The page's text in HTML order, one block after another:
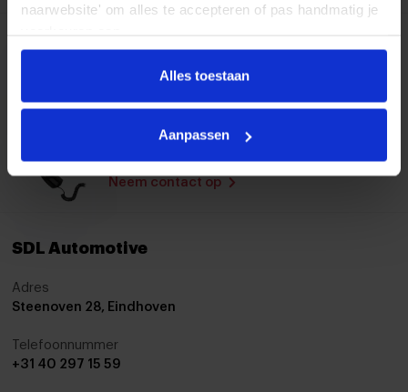
naarwebsite' om alles te accepteren of pas handmatig je
Alles toestaan
Aanpassen
Proefrijden?
Contact met een adviseur
Neem contact op
SDL Automotive
Adres
Steenoven 28, Eindhoven
Telefoonnummer
+31 40 297 15 59